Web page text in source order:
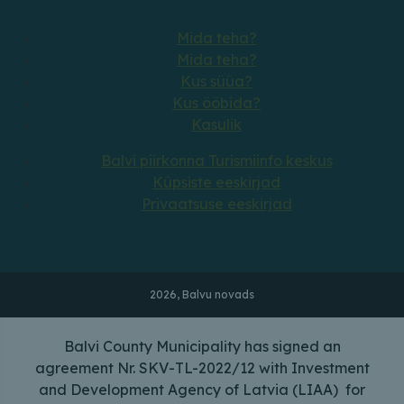
Mida teha?
Mida teha?
Kus ööbida?
Kasulik
Balvi piirkonna Turismiinfo keskus
Küpsiste eeskirjad
Privaatsuse eeskirjad
2026, Balvu novads
Balvi County Municipality has signed an
agreement Nr. SKV-TL-2022/12 with Investment
and Development Agency of Latvia (LIAA) for